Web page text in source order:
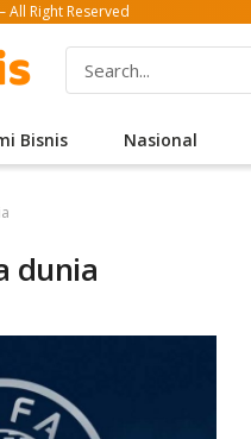
Right Reserved
Bisnis Nasional
dunia